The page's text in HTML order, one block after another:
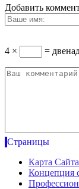
Добавить
4 × =
Страницы
Карта Сайта
Концепция